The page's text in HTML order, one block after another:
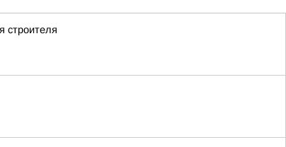
строителя